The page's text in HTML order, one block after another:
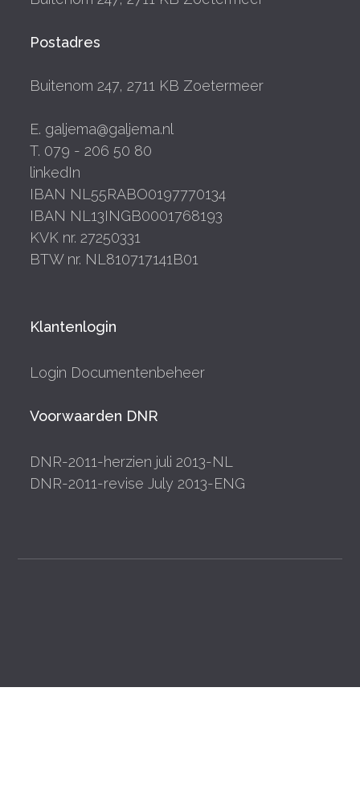
Postadres
Buitenom 247, 2711 KB Zoetermeer
E. galjema@galjema.nl
T. 079 - 206 50 80
linkedIn
IBAN NL55RABO0197770134
IBAN NL13INGB0001768193
KVK nr. 27250331
BTW nr. NL810717141B01
Klantenlogin
Login Documentenbeheer
Voorwaarden DNR
DNR-2011-herzien juli 2013-NL
DNR-2011-revise July 2013-ENG